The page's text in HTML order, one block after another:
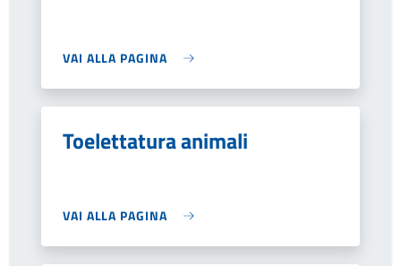
VAI ALLA PAGINA
Toelettatura animali
VAI ALLA PAGINA